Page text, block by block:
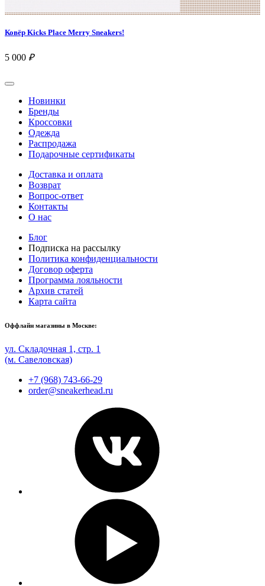
Ковёр Kicks Place Merry Sneakers!
5 000 ₽
Новинки
Бренды
Кроссовки
Одежда
Распродажа
Подарочные сертификаты
Доставка и оплата
Возврат
Вопрос-ответ
Контакты
О нас
Блог
Подписка на рассылку
Политика конфиденциальности
Договор оферта
Программа лояльности
Архив статей
Карта сайта
Оффлайн магазины в Москве:
ул. Складочная 1, стр. 1
(м. Савеловская)
+7 (968) 743-66-29
order@sneakerhead.ru